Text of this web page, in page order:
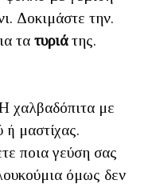
Δοκιμάστε την.
τα τυριάτης.
χαλβαδόπιτα με
ή μαστίχας.
ποια γεύση σας
όμως δεν